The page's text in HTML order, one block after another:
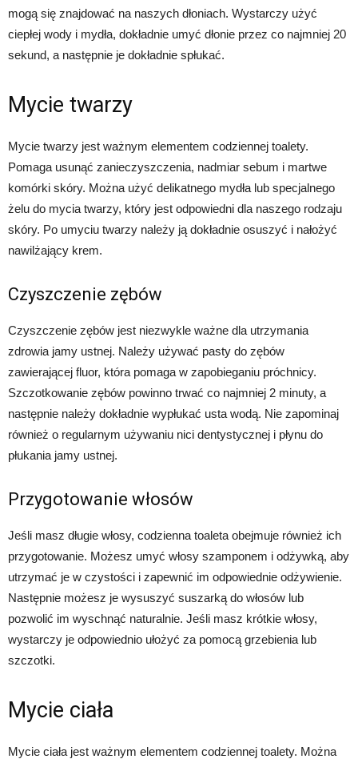
mogą się znajdować na naszych dłoniach. Wystarczy użyć
ciepłej wody i mydła, dokładnie umyć dłonie przez co najmniej 20
sekund, a następnie je dokładnie spłukać.
Mycie twarzy
Mycie twarzy jest ważnym elementem codziennej toalety.
Pomaga usunąć zanieczyszczenia, nadmiar sebum i martwe
komórki skóry. Można użyć delikatnego mydła lub specjalnego
żelu do mycia twarzy, który jest odpowiedni dla naszego rodzaju
skóry. Po umyciu twarzy należy ją dokładnie osuszyć i nałożyć
nawilżający krem.
Czyszczenie zębów
Czyszczenie zębów jest niezwykle ważne dla utrzymania
zdrowia jamy ustnej. Należy używać pasty do zębów
zawierającej fluor, która pomaga w zapobieganiu próchnicy.
Szczotkowanie zębów powinno trwać co najmniej 2 minuty, a
następnie należy dokładnie wypłukać usta wodą. Nie zapominaj
również o regularnym używaniu nici dentystycznej i płynu do
płukania jamy ustnej.
Przygotowanie włosów
Jeśli masz długie włosy, codzienna toaleta obejmuje również ich
przygotowanie. Możesz umyć włosy szamponem i odżywką, aby
utrzymać je w czystości i zapewnić im odpowiednie odżywienie.
Następnie możesz je wysuszyć suszarką do włosów lub
pozwolić im wyschnąć naturalnie. Jeśli masz krótkie włosy,
wystarczy je odpowiednio ułożyć za pomocą grzebienia lub
szczotki.
Mycie ciała
Mycie ciała jest ważnym elementem codziennej toalety. Można